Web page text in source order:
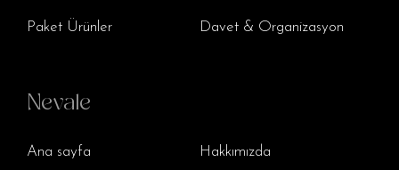
Paket Ürünler Davet & Organizasyon
Nevale
Ana sayfa Hakkımızda